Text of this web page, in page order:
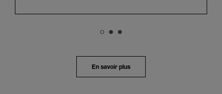
historique. Fort d'une histoire séculaire, ce lieu
mêlant harmonieusement le patrimoine local au
évolution depuis ses origines en tant que
En savoir plus